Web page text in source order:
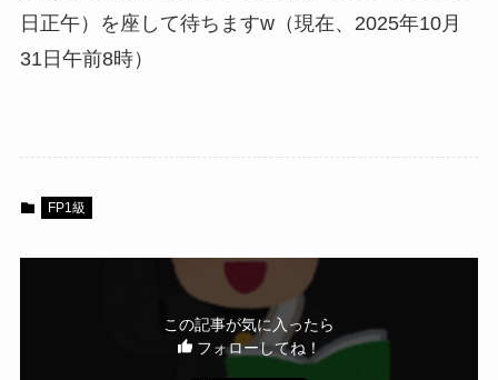
日正午）を座して待ちますw（現在、2025年10月
31日午前8時）
FP1級
この記事が気に入ったら
フォローしてね！